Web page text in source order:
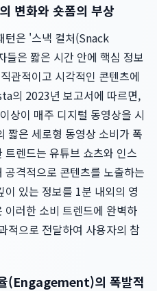
변화와 숏폼의 부상
턴은 '스낵 컬처(Snack
은 짧은 시간 안에 핵심 정보
관적이고 시각적인 콘텐츠에
의 2023년 보고서에 따르면,
상이 매주 디지털 동영상을 시
짧은 세로형 동영상 소비가 폭
렌드는 유튜브 쇼츠와 인스
격적으로 콘텐츠를 노출하는
있는 정보를 1분 내외의 영
러한 소비 트렌드에 완벽하
적으로 전달하여 사용자의 참
(Engagement)의 폭발적